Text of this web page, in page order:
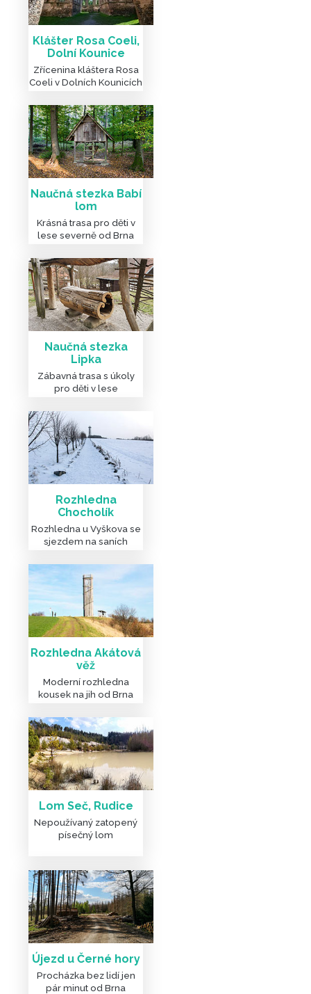
PODOBNÉ ČLÁNKY A
NA JIŽNÍ MORAVĚ
Klášter Rosa Coeli,
Dolní Kounice
Zřícenina kláštera Rosa
Coeli v Dolních Kounicích
Naučná stezka Babí
lom
Krásná trasa pro děti v
lese severně od Brna
Naučná stezka
Lipka
Zábavná trasa s úkoly
pro děti v lese
Rozhledna
Chocholík
Rozhledna u Vyškova se
sjezdem na saních
Rozhledna Akátová
věž
Moderní rozhledna
kousek na jih od Brna
Lom Seč, Rudice
Nepoužívaný zatopený
písečný lom
Újezd u Černé hory
Procházka bez lidí jen
pár minut od Brna